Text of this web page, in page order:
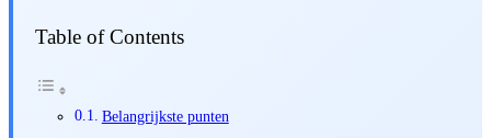
Table of Contents
Belangrijkste punten